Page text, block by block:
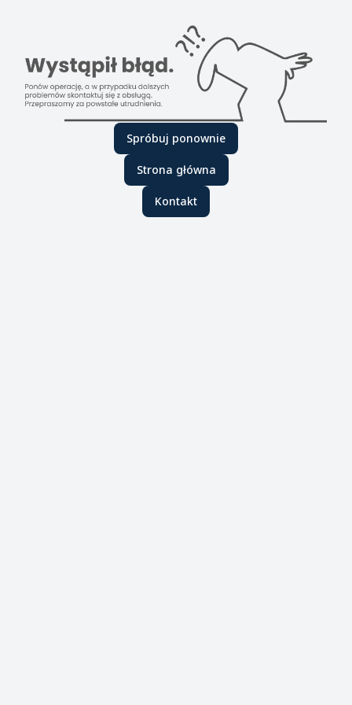
Spróbuj ponownie
Strona główna
Kontakt